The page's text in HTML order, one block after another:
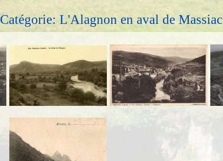
Catégorie: L'Alagnon en aval de Massiac